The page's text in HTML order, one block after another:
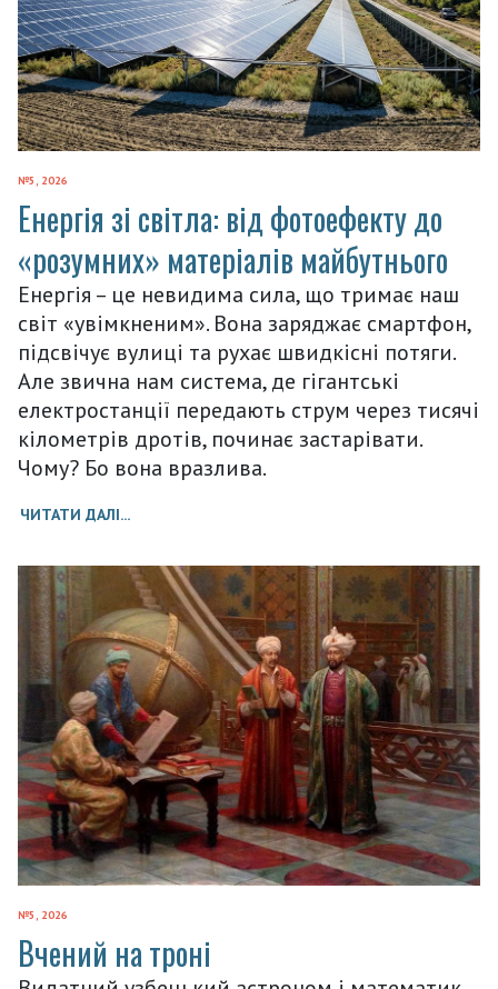
№5, 2026
Енергія зі світла: від фотоефекту до
«розумних» матеріалів майбутнього
Енергія – це невидима сила, що тримає наш
світ «увімкненим». Вона заряджає смартфон,
підсвічує вулиці та рухає швидкісні потяги.
Але звична нам система, де гігантські
електростанції передають струм через тисячі
кілометрів дротів, починає застарівати.
Чому? Бо вона вразлива.
ЧИТАТИ ДАЛІ...
№5, 2026
Вчений на троні